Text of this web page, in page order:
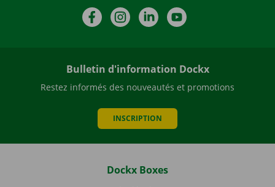
FacebookInstagramLinkedIn
Bulletin d'information Dockx
Restez informés des nouveautés et promotions
INSCRIPTION
Dockx Boxes